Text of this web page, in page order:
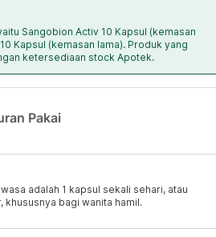
Sangobion Activ 10 Kapsul (kemasan
Kapsul (kemasan lama). Produk yang
ketersediaan stock Apotek.
Pakai
adalah 1 kapsul sekali sehari, atau
khususnya bagi wanita hamil.